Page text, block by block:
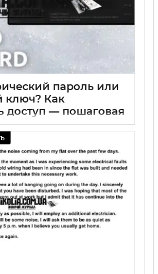
пароль или
ключ? Как
доступ — пошаговая